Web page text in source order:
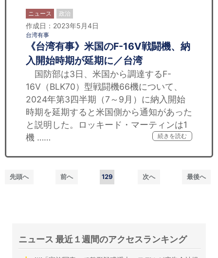
ニュース 政治
作成日：2023年5月4日
台湾有事
《台湾有事》米国のF-16V戦闘機、納
入開始時期が延期に／台湾
国防部は3日、米国から調達するF-
16V（BLK70）型戦闘機66機について、
2024年第3四半期（7～9月）に納入開始
時期を延期すると米国側から通知があった
と説明した。ロッキード・マーティンは1
機 ……
続きを読む
先頭へ 前へ 129 次へ 最後へ
ニュース 最近１週間のアクセスランキング